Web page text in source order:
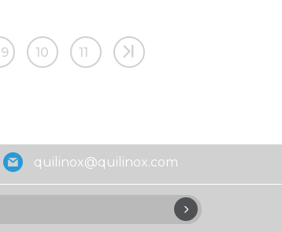
10 11
quilinox@quilinox.com